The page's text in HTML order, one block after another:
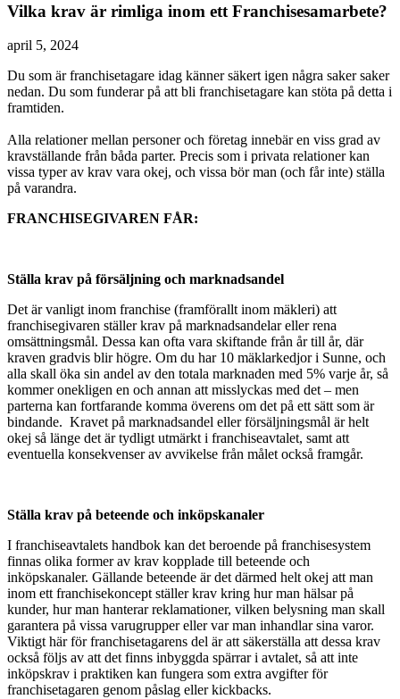
Vilka krav är rimliga inom ett Franchisesamarbete?
april 5, 2024
Du som är franchisetagare idag känner säkert igen några saker saker
nedan. Du som funderar på att bli franchisetagare kan stöta på detta i
framtiden.
Alla relationer mellan personer och företag innebär en viss grad av
kravställande från båda parter. Precis som i privata relationer kan
vissa typer av krav vara okej, och vissa bör man (och får inte) ställa
på varandra.
FRANCHISEGIVAREN FÅR:
Ställa krav på försäljning och marknadsandel
Det är vanligt inom franchise (framförallt inom mäkleri) att
franchisegivaren ställer krav på marknadsandelar eller rena
omsättningsmål. Dessa kan ofta vara skiftande från år till år, där
kraven gradvis blir högre. Om du har 10 mäklarkedjor i Sunne, och
alla skall öka sin andel av den totala marknaden med 5% varje år, så
kommer onekligen en och annan att misslyckas med det – men
parterna kan fortfarande komma överens om det på ett sätt som är
bindande. Kravet på marknadsandel eller försäljningsmål är helt
okej så länge det är tydligt utmärkt i franchiseavtalet, samt att
eventuella konsekvenser av avvikelse från målet också framgår.
Ställa krav på beteende och inköpskanaler
I franchiseavtalets handbok kan det beroende på franchisesystem
finnas olika former av krav kopplade till beteende och
inköpskanaler. Gällande beteende är det därmed helt okej att man
inom ett franchisekoncept ställer krav kring hur man hälsar på
kunder, hur man hanterar reklamationer, vilken belysning man skall
garantera på vissa varugrupper eller var man inhandlar sina varor.
Viktigt här för franchisetagarens del är att säkerställa att dessa krav
också följs av att det finns inbyggda spärrar i avtalet, så att inte
inköpskrav i praktiken kan fungera som extra avgifter för
franchisetagaren genom påslag eller kickbacks.